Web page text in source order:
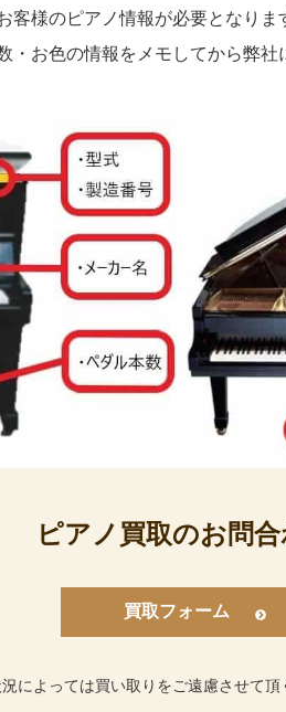
様のピアノ情報が必要となりま
・お色の情報をメモしてから弊社
ピアノ買取のお問
買取フォーム
によっては買い取りをご遠慮させて